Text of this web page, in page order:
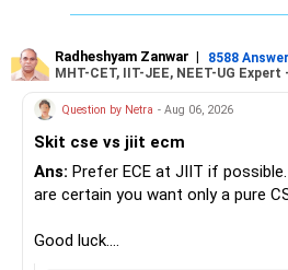
» Insurance Review
– Health insurance is in place.
– Also check whether you have
insurance.
– The cover should protect your
responsibilities reduce.
» Portfolio Review
– Review your mutual fund
investment, choose a diversified
fund instead of putting the entire
momentum fund. If you already
portfolio, a small allocation to a
be considered as a satellite
Best Regards,
K. Ramalingam, MBA, CFP,
Follow me if you receive this reply.
Radheshyam
Radheshyam Zanwar | 8588
MHT-CET, IIT-JEE, NEET-UG Expert -
Question by Netra - Aug 06, 2026
Skit cse vs jiit ecm
Ans: Prefer ECE at JIIT if
are certain you want only a pure
Good luck.